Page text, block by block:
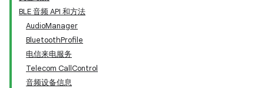
BLE 音频 API 和方法
AudioManager
BluetoothProfile
电信来电服务
Telecom CallControl
音频设备信息